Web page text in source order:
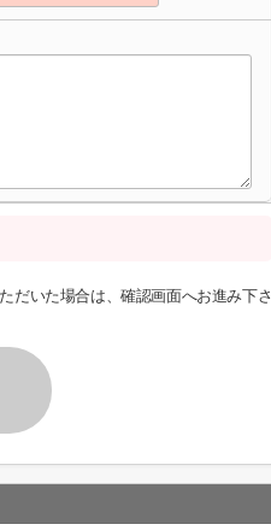
だいた場合は、確認画面へお進み下さ